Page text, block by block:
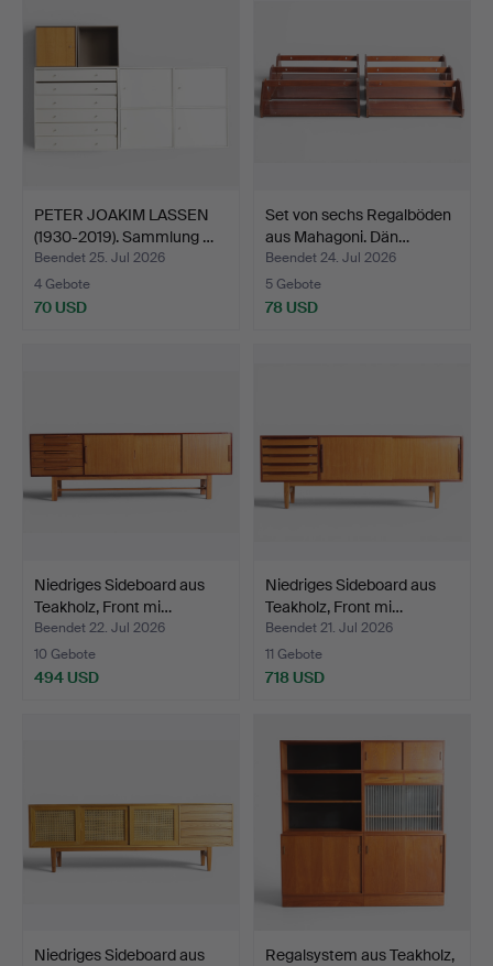
PETER JOAKIM LASSEN
(1930-2019). Sammlung …
Beendet 25. Jul 2026
4 Gebote
70 USD
Set von sechs Regalböden
aus Mahagoni. Dän…
Beendet 24. Jul 2026
5 Gebote
78 USD
Niedriges Sideboard aus
Teakholz, Front mi…
Beendet 22. Jul 2026
10 Gebote
494 USD
Niedriges Sideboard aus
Teakholz, Front mi…
Beendet 21. Jul 2026
11 Gebote
718 USD
Niedriges Sideboard aus
Regalsystem aus Teakholz,